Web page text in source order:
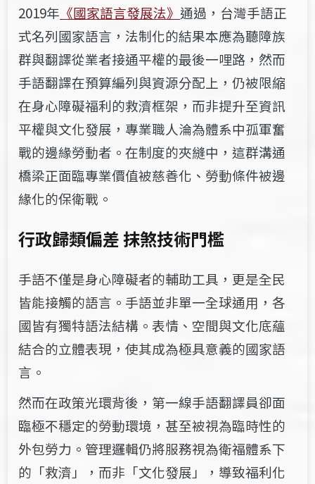
2019年 《國家語言發展法》 通過，台灣手語正
式名列國家語言，法制化的結果本應為聽障族
群與翻譯從業者接通平權的最後一哩路，然而
手語翻譯在預算編列與資源分配上，仍被限縮
在身心障礙福利的救濟框架，而非提升至資訊
平權與文化發展，專業職人淪為體系中孤軍奮
戰的邊緣勞動者。在制度的夾縫中，這群溝通
橋梁正面臨專業價值被慈善化、勞動條件被邊
緣化的保衛戰。
行政歸類偏差 抹煞技術門檻
手語不僅是身心障礙者的輔助工具，更是全民
皆能接觸的語言。手語並非單一全球通用，各
國皆有獨特語法結構。表情、空間與文化底蘊
結合的立體表現，使其成為極具意義的國家語
言。
然而在政策光環背後，第一線手語翻譯員卻面
臨極不穩定的勞動環境，甚至被視為臨時性的
外包勞力。管理邏輯仍將服務視為衛福體系下
的「救濟」，而非「文化發展」，導致福利化